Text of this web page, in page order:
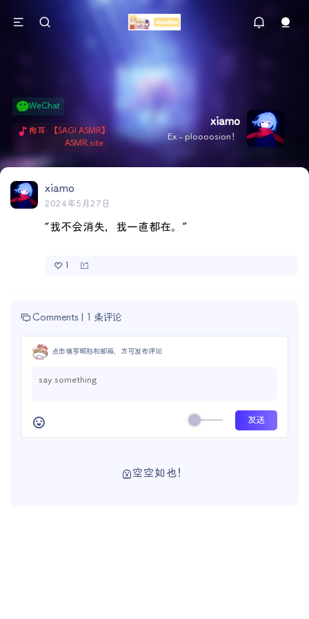
xiamo
Ex - ploooosion！
WeChat
掏耳: 【SAGI ASMR】今天就由阿米娅给博士掏耳吧「耳勺x鹅毛棒x吹气」 Hi-Res无损助眠 + 单刷: ASMR 精选4.0｜ 陪伴天花板 ✦扶扶の温柔哄睡 ✦ 顶级道具和语气词的交融 ✦ 扶桑大红花、
ASMR.site
xiamo
2024年5月27日
“我不会消失，我一直都在。”
1
Comments | 1 条评论
点击填写昵称和邮箱，方可发布评论
空空如也！